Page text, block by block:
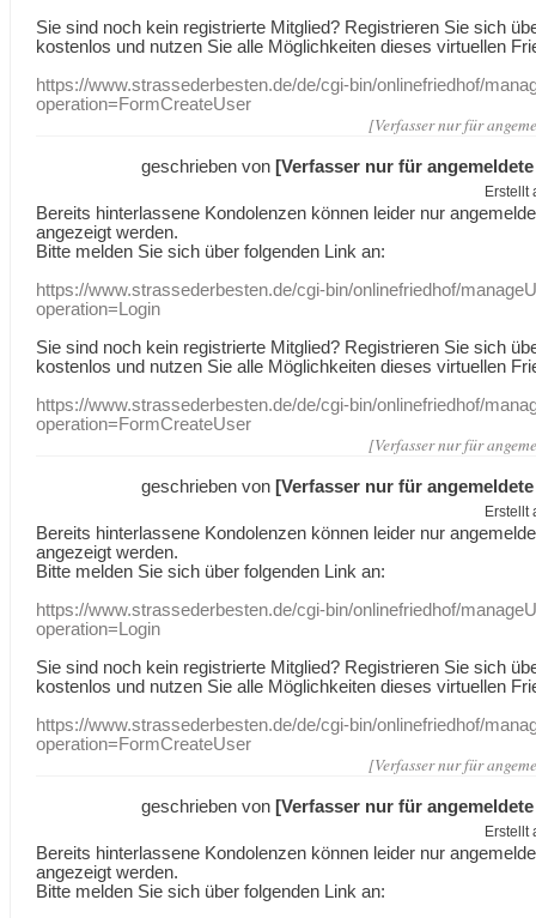
Sie sind noch kein registrierte Mitglied? Registrieren Sie sich
kostenlos und nutzen Sie alle Möglichkeiten dieses virtuellen
https://www.strassederbesten.de/de/cgi-bin/onlinefriedhof/
operation=FormCreateUser
[Verfasser nur für
geschrieben von [Verfasser nur für
Erstellt
Bereits hinterlassene Kondolenzen können leider nur
angezeigt werden.
Bitte melden Sie sich über folgenden Link an:
https://www.strassederbesten.de/cgi-bin/onlinefriedhof/
operation=Login
Sie sind noch kein registrierte Mitglied? Registrieren Sie sich
kostenlos und nutzen Sie alle Möglichkeiten dieses virtuellen
https://www.strassederbesten.de/de/cgi-bin/onlinefriedhof/
operation=FormCreateUser
[Verfasser nur für
geschrieben von [Verfasser nur für
Erstellt
Bereits hinterlassene Kondolenzen können leider nur
angezeigt werden.
Bitte melden Sie sich über folgenden Link an:
https://www.strassederbesten.de/cgi-bin/onlinefriedhof/
operation=Login
Sie sind noch kein registrierte Mitglied? Registrieren Sie sich
kostenlos und nutzen Sie alle Möglichkeiten dieses virtuellen
https://www.strassederbesten.de/de/cgi-bin/onlinefriedhof/
operation=FormCreateUser
[Verfasser nur für
geschrieben von [Verfasser nur für
Erstellt
Bereits hinterlassene Kondolenzen können leider nur
angezeigt werden.
Bitte melden Sie sich über folgenden Link an: